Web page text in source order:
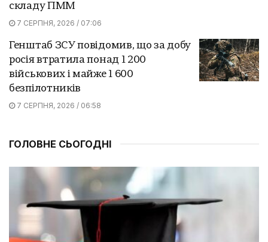
складу ПММ
7 СЕРПНЯ, 2026 / 07:06
Генштаб ЗСУ повідомив, що за добу
росія втратила понад 1 200
військових і майже 1 600
безпілотників
7 СЕРПНЯ, 2026 / 06:58
ГОЛОВНЕ СЬОГОДНІ